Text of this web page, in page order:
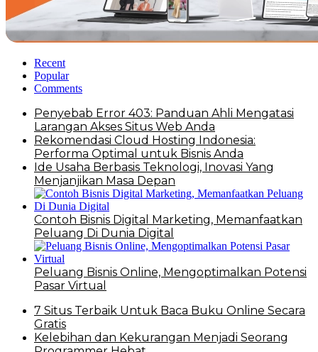
Recent
Popular
Comments
Penyebab Error 403: Panduan Ahli Mengatasi
Larangan Akses Situs Web Anda
Rekomendasi Cloud Hosting Indonesia:
Performa Optimal untuk Bisnis Anda
Ide Usaha Berbasis Teknologi, Inovasi Yang
Menjanjikan Masa Depan
Contoh Bisnis Digital Marketing, Memanfaatkan
Peluang Di Dunia Digital
Peluang Bisnis Online, Mengoptimalkan Potensi
Pasar Virtual
7 Situs Terbaik Untuk Baca Buku Online Secara
Gratis
Kelebihan dan Kekurangan Menjadi Seorang